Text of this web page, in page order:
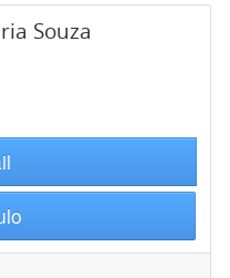
Souza